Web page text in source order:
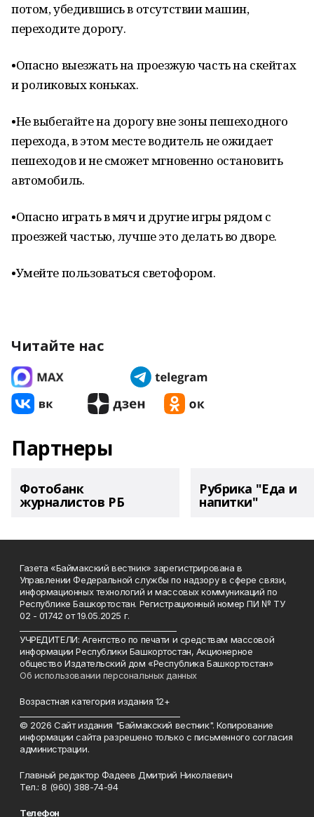
потом, убедившись в отсутствии машин,
переходите дорогу.
•Опасно выезжать на проезжую часть на скейтах
и роликовых коньках.
•Не выбегайте на дорогу вне зоны пешеходного
перехода, в этом месте водитель не ожидает
пешеходов и не сможет мгновенно остановить
автомобиль.
•Опасно играть в мяч и другие игры рядом с
проезжей частью, лучше это делать во дворе.
•Умейте пользоваться светофором.
Читайте нас
Партнеры
Фотобанк
журналистов РБ
Рубрика "Еда и
напитки"
Газета «Баймакский вестник» зарегистрирована в
Управлении Федеральной службы по надзору в сфере связи,
информационных технологий и массовых коммуникаций по
Республике Башкортостан. Регистрационный номер ПИ № ТУ
02 - 01742 от 19.05.2025 г.
УЧРЕДИТЕЛИ: Агентство по печати и средствам массовой
информации Республики Башкортостан, Акционерное
общество Издательский дом «Республика Башкортостан»
Об использовании персональных данных
Возрастная категория издания 12+
© 2026 Сайт издания "Баймакский вестник". Копирование
информации сайта разрешено только с письменного согласия
администрации.
Главный редактор Фадеев Дмитрий Николаевич
Тел.: 8 (960) 388-74-94
Телефон